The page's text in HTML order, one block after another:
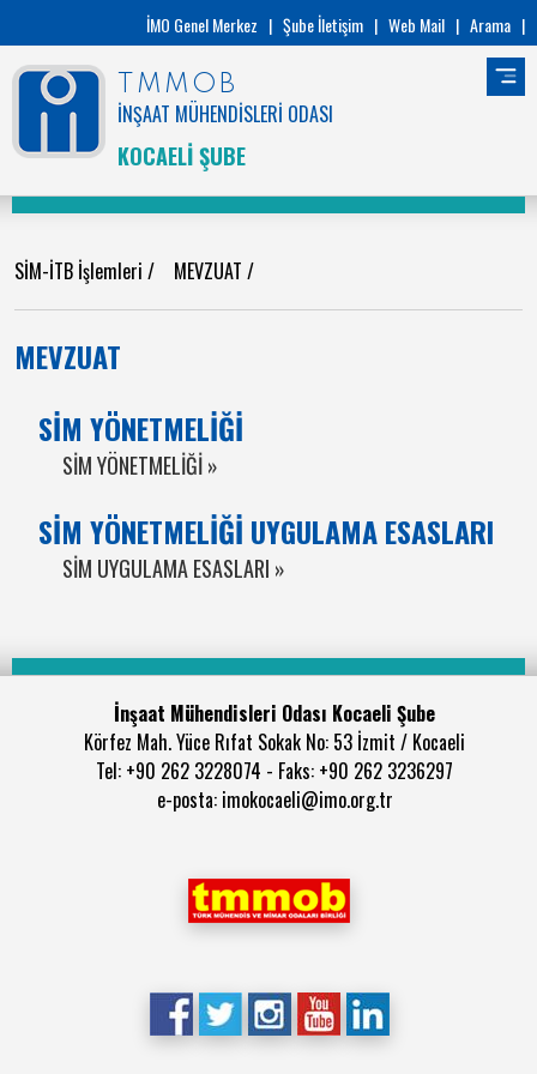
İMO Genel Merkez | Şube İletişim | Web Mail | Arama |
TMMOB
İNŞAAT MÜHENDİSLERİ ODASI
KOCAELİ ŞUBE
SİM-İTB İşlemleri / MEVZUAT /
MEVZUAT
SİM YÖNETMELİĞİ
SİM YÖNETMELİĞİ »
SİM YÖNETMELİĞİ UYGULAMA ESASLARI
SİM UYGULAMA ESASLARI »
İnşaat Mühendisleri Odası Kocaeli Şube
Körfez Mah. Yüce Rıfat Sokak No: 53 İzmit / Kocaeli
Tel: +90 262 3228074 - Faks: +90 262 3236297
e-posta: imokocaeli@imo.org.tr